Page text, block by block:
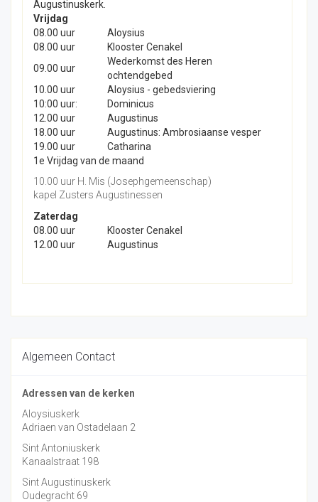
Augustinuskerk.
Vrijdag
08.00 uur
Aloysius
08.00 uur
Klooster Cenakel
09.00 uur
Wederkomst des Heren
ochtendgebed
10.00 uur
Aloysius - gebedsviering
10:00 uur:
Dominicus
12.00 uur
Augustinus
18.00 uur
Augustinus: Ambrosiaanse vesper
19.00 uur
Catharina
1e Vrijdag van de maand
10.00 uur H. Mis (Josephgemeenschap)
kapel Zusters Augustinessen
Zaterdag
08.00 uur
Klooster Cenakel
12.00 uur
Augustinus
Algemeen Contact
Adressen van de kerken
Aloysiuskerk
Adriaen van Ostadelaan 2
Sint Antoniuskerk
Kanaalstraat 198
Sint Augustinuskerk
Oudegracht 69